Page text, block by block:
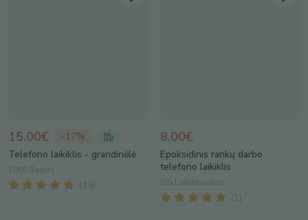
15.00€ -17%
Telefono laikiklis - grandinėlė
1000 Beads
( 15
8.00€
Epoksidinis rankų darbo
telefono laikiklis
Dži.L dirbtuvėlės
( 1